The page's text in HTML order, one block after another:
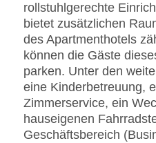
rollstuhlgerechte
bietet zusätzlichen
des Apartmenthotels
können die Gäste
parken. Unter den
eine Kinderbetreuung,
Zimmerservice, ein
hauseigenen
Geschäftsbereich